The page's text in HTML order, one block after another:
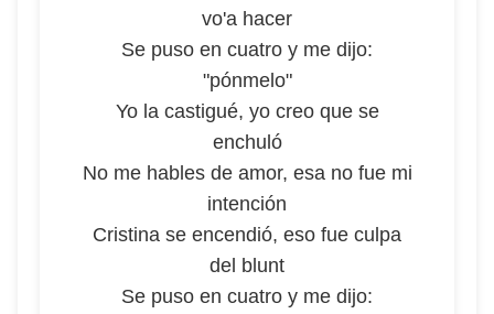
vo'a hacer
Se puso en cuatro y me dijo:
"pónmelo"
Yo la castigué, yo creo que se
enchuló
No me hables de amor, esa no fue mi
intención
Cristina se encendió, eso fue culpa
del blunt
Se puso en cuatro y me dijo: